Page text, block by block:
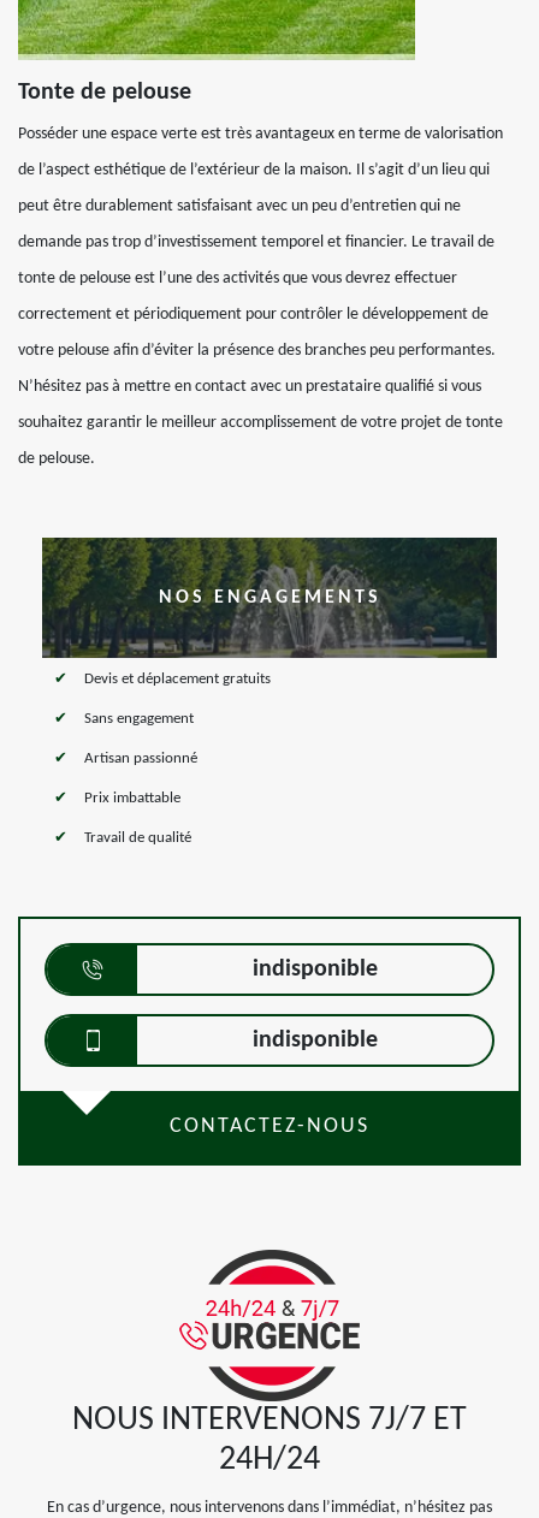
Tonte de pelouse
Posséder une espace verte est très avantageux en terme de valorisation
de l’aspect esthétique de l’extérieur de la maison. Il s’agit d’un lieu qui
peut être durablement satisfaisant avec un peu d’entretien qui ne
demande pas trop d’investissement temporel et financier. Le travail de
tonte de pelouse est l’une des activités que vous devrez effectuer
correctement et périodiquement pour contrôler le développement de
votre pelouse afin d’éviter la présence des branches peu performantes.
N’hésitez pas à mettre en contact avec un prestataire qualifié si vous
souhaitez garantir le meilleur accomplissement de votre projet de tonte
de pelouse.
NOS ENGAGEMENTS
Devis et déplacement gratuits
Sans engagement
Artisan passionné
Prix imbattable
Travail de qualité
indisponible
indisponible
CONTACTEZ-NOUS
NOUS INTERVENONS 7J/7 ET
24H/24
En cas d’urgence, nous intervenons dans l’immédiat, n’hésitez pas